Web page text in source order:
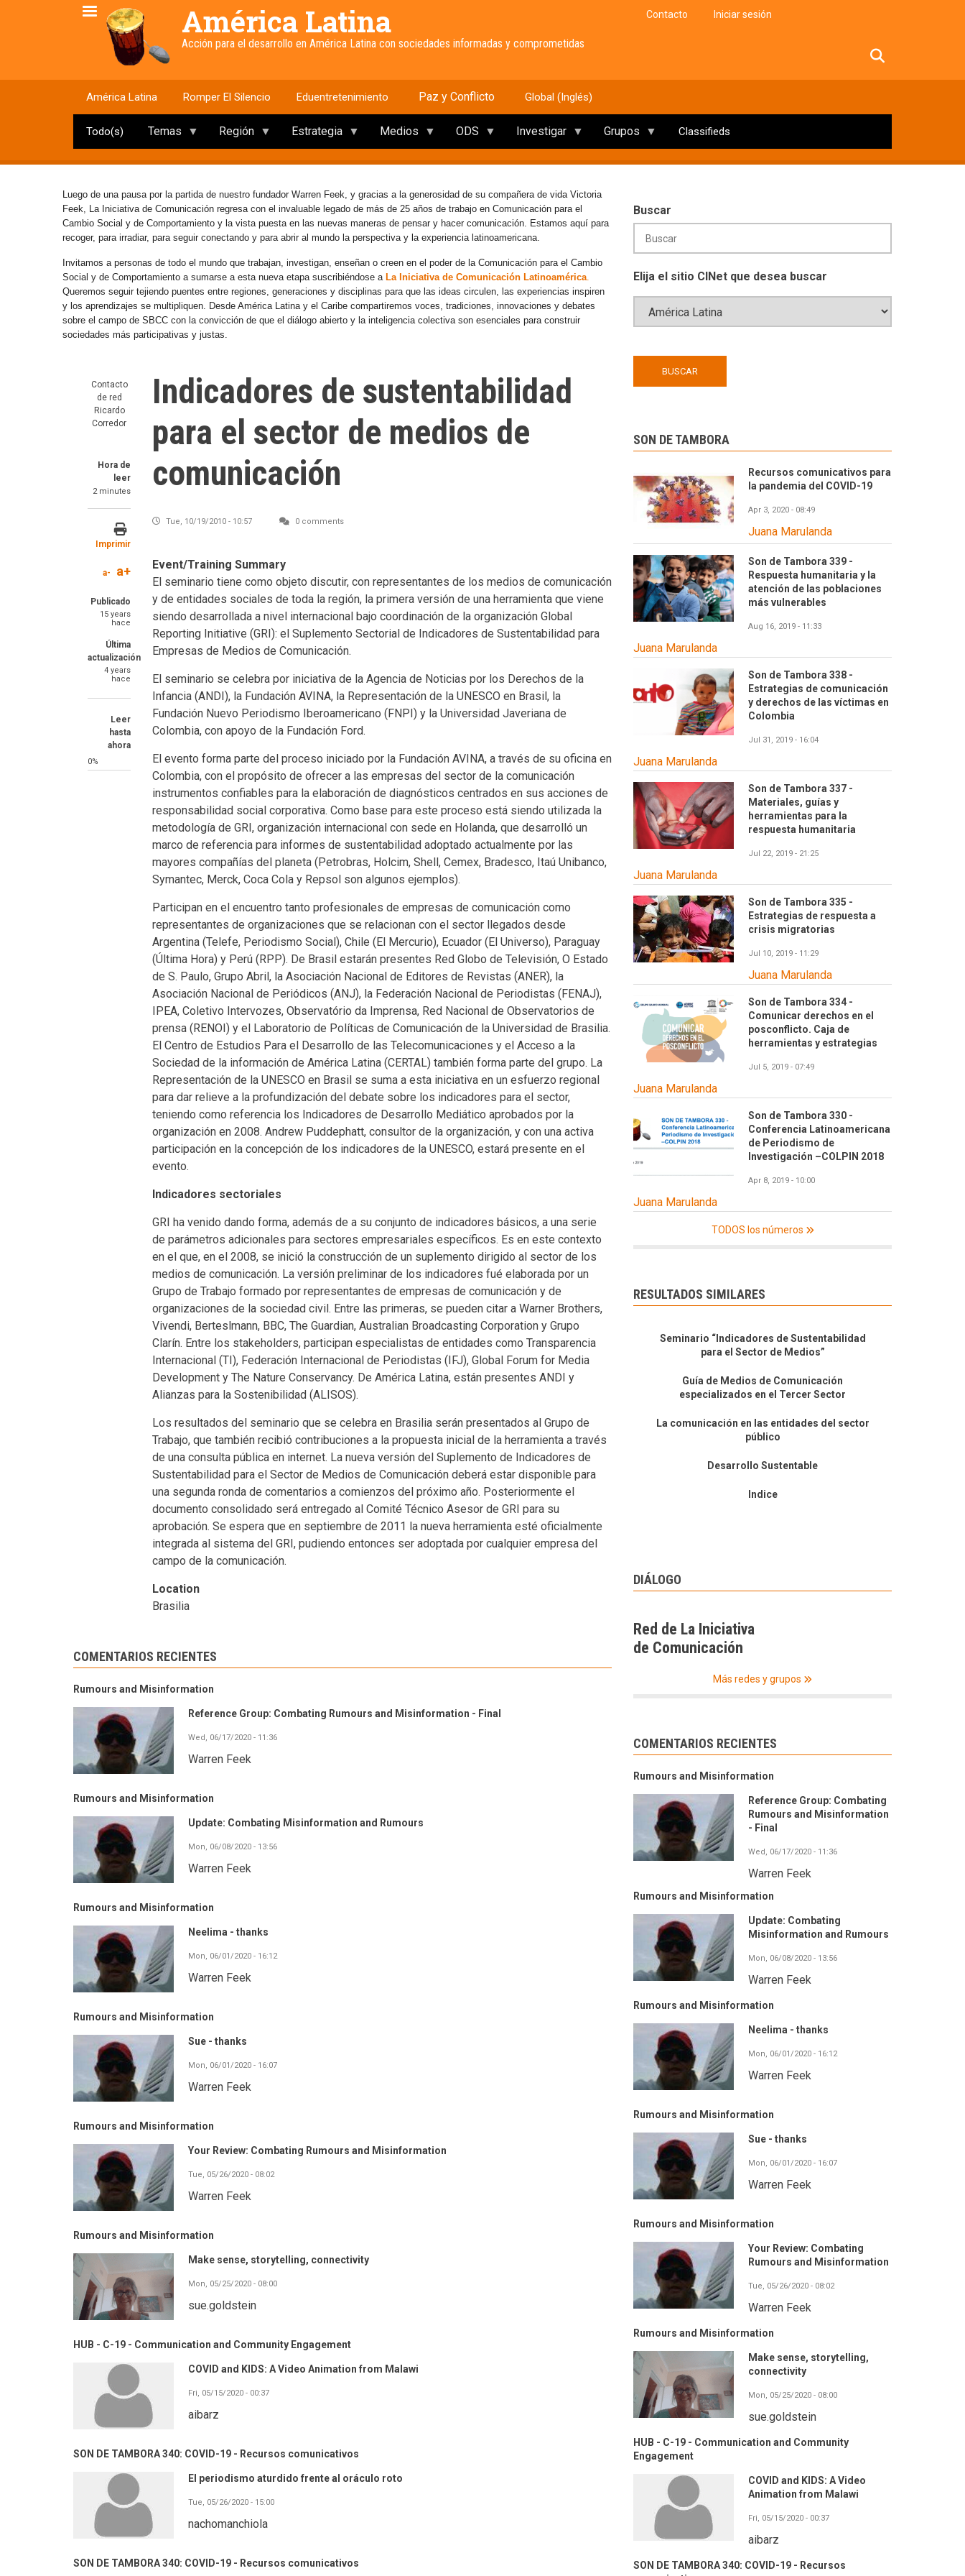
América Latina
Acción para el desarrollo en América Latina con sociedades informadas y comprometidas
Contacto Iniciar sesión
América Latina Romper El Silencio Eduentretenimiento Paz y Conflicto Global (Inglés)
Todo(s) Temas Región Estrategia Medios ODS Investigar Grupos Classifieds
Luego de una pausa por la partida de nuestro fundador Warren Feek, y gracias a la generosidad de su compañera de vida Victoria
Feek, La Iniciativa de Comunicación regresa con el invaluable legado de más de 25 años de trabajo en Comunicación para el
Cambio Social y de Comportamiento y la vista puesta en las nuevas maneras de pensar y hacer comunicación. Estamos aquí para
recoger, para irradiar, para seguir conectando y para abrir al mundo la perspectiva y la experiencia latinoamericana.
Invitamos a personas de todo el mundo que trabajan, investigan, enseñan o creen en el poder de la Comunicación para el Cambio
Social y de Comportamiento a sumarse a esta nueva etapa suscribiéndose a La Iniciativa de Comunicación Latinoamérica.
Queremos seguir tejiendo puentes entre regiones, generaciones y disciplinas para que las ideas circulen, las experiencias inspiren
y los aprendizajes se multipliquen. Desde América Latina y el Caribe compartiremos voces, tradiciones, innovaciones y debates
sobre el campo de SBCC con la convicción de que el diálogo abierto y la inteligencia colectiva son esenciales para construir
sociedades más participativas y justas.
Contacto
de red
Ricardo
Corredor
Hora de
leer
2 minutes
Imprimir
a- a+
Publicado
15 years
hace
Última
actualización
4 years
hace
Leer
hasta
ahora
0%
Indicadores de sustentabilidad
para el sector de medios de
comunicación
Tue, 10/19/2010 - 10:57 0 comments
Event/Training Summary
El seminario tiene como objeto discutir, con representantes de los medios de comunicación
y de entidades sociales de toda la región, la primera versión de una herramienta que viene
siendo desarrollada a nivel internacional bajo coordinación de la organización Global
Reporting Initiative (GRI): el Suplemento Sectorial de Indicadores de Sustentabilidad para
Empresas de Medios de Comunicación.
El seminario se celebra por iniciativa de la Agencia de Noticias por los Derechos de la
Infancia (ANDI), la Fundación AVINA, la Representación de la UNESCO en Brasil, la
Fundación Nuevo Periodismo Iberoamericano (FNPI) y la Universidad Javeriana de
Colombia, con apoyo de la Fundación Ford.
El evento forma parte del proceso iniciado por la Fundación AVINA, a través de su oficina en
Colombia, con el propósito de ofrecer a las empresas del sector de la comunicación
instrumentos confiables para la elaboración de diagnósticos centrados en sus acciones de
responsabilidad social corporativa. Como base para este proceso está siendo utilizada la
metodología de GRI, organización internacional con sede en Holanda, que desarrolló un
marco de referencia para informes de sustentabilidad adoptado actualmente por las
mayores compañías del planeta (Petrobras, Holcim, Shell, Cemex, Bradesco, Itaú Unibanco,
Symantec, Merck, Coca Cola y Repsol son algunos ejemplos).
Participan en el encuentro tanto profesionales de empresas de comunicación como
representantes de organizaciones que se relacionan con el sector llegados desde
Argentina (Telefe, Periodismo Social), Chile (El Mercurio), Ecuador (El Universo), Paraguay
(Última Hora) y Perú (RPP). De Brasil estarán presentes Red Globo de Televisión, O Estado
de S. Paulo, Grupo Abril, la Asociación Nacional de Editores de Revistas (ANER), la
Asociación Nacional de Periódicos (ANJ), la Federación Nacional de Periodistas (FENAJ),
IPEA, Coletivo Intervozes, Observatório da Imprensa, Red Nacional de Observatorios de
prensa (RENOI) y el Laboratorio de Políticas de Comunicación de la Universidad de Brasilia.
El Centro de Estudios Para el Desarrollo de las Telecomunicaciones y el Acceso a la
Sociedad de la información de América Latina (CERTAL) también forma parte del grupo. La
Representación de la UNESCO en Brasil se suma a esta iniciativa en un esfuerzo regional
para dar relieve a la profundización del debate sobre los indicadores para el sector,
teniendo como referencia los Indicadores de Desarrollo Mediático aprobados por la
organización en 2008. Andrew Puddephatt, consultor de la organización, y con una activa
participación en la concepción de los indicadores de la UNESCO, estará presente en el
evento.
Indicadores sectoriales
GRI ha venido dando forma, además de a su conjunto de indicadores básicos, a una serie
de parámetros adicionales para sectores empresariales específicos. Es en este contexto
en el que, en el 2008, se inició la construcción de un suplemento dirigido al sector de los
medios de comunicación. La versión preliminar de los indicadores fué elaborada por un
Grupo de Trabajo formado por representantes de empresas de comunicación y de
organizaciones de la sociedad civil. Entre las primeras, se pueden citar a Warner Brothers,
Vivendi, Berteslmann, BBC, The Guardian, Australian Broadcasting Corporation y Grupo
Clarín. Entre los stakeholders, participan especialistas de entidades como Transparencia
Internacional (TI), Federación Internacional de Periodistas (IFJ), Global Forum for Media
Development y The Nature Conservancy. De América Latina, están presentes ANDI y
Alianzas para la Sostenibilidad (ALISOS).
Los resultados del seminario que se celebra en Brasilia serán presentados al Grupo de
Trabajo, que también recibió contribuciones a la propuesta inicial de la herramienta a través
de una consulta pública en internet. La nueva versión del Suplemento de Indicadores de
Sustentabilidad para el Sector de Medios de Comunicación deberá estar disponible para
una segunda ronda de comentarios a comienzos del próximo año. Posteriormente el
documento consolidado será entregado al Comité Técnico Asesor de GRI para su
aprobación. Se espera que en septiembre de 2011 la nueva herramienta esté oficialmente
integrada al sistema del GRI, pudiendo entonces ser adoptada por cualquier empresa del
campo de la comunicación.
Location
Brasilia
COMENTARIOS RECIENTES
Rumours and Misinformation
Reference Group: Combating Rumours and Misinformation - Final
Wed, 06/17/2020 - 11:36
Warren Feek
Rumours and Misinformation
Update: Combating Misinformation and Rumours
Mon, 06/08/2020 - 13:56
Warren Feek
Rumours and Misinformation
Neelima - thanks
Mon, 06/01/2020 - 16:12
Warren Feek
Rumours and Misinformation
Sue - thanks
Mon, 06/01/2020 - 16:07
Warren Feek
Rumours and Misinformation
Your Review: Combating Rumours and Misinformation
Tue, 05/26/2020 - 08:02
Warren Feek
Rumours and Misinformation
Make sense, storytelling, connectivity
Mon, 05/25/2020 - 08:00
sue.goldstein
HUB - C-19 - Communication and Community Engagement
COVID and KIDS: A Video Animation from Malawi
Fri, 05/15/2020 - 00:37
aibarz
SON DE TAMBORA 340: COVID-19 - Recursos comunicativos
El periodismo aturdido frente al oráculo roto
Tue, 05/26/2020 - 15:00
nachomanchiola
SON DE TAMBORA 340: COVID-19 - Recursos comunicativos
Buscar
Elija el sitio CINet que desea buscar
SON DE TAMBORA
Recursos comunicativos para
la pandemia del COVID-19
Apr 3, 2020 - 08:49
Juana Marulanda
Son de Tambora 339 -
Respuesta humanitaria y la
atención de las poblaciones
más vulnerables
Aug 16, 2019 - 11:33
Juana Marulanda
Son de Tambora 338 -
Estrategias de comunicación
y derechos de las víctimas en
Colombia
Jul 31, 2019 - 16:04
Juana Marulanda
Son de Tambora 337 -
Materiales, guías y
herramientas para la
respuesta humanitaria
Jul 22, 2019 - 21:25
Juana Marulanda
Son de Tambora 335 -
Estrategias de respuesta a
crisis migratorias
Jul 10, 2019 - 11:29
Juana Marulanda
Son de Tambora 334 -
Comunicar derechos en el
posconflicto. Caja de
herramientas y estrategias
Jul 5, 2019 - 07:49
Juana Marulanda
Son de Tambora 330 -
Conferencia Latinoamericana
de Periodismo de
Investigación –COLPIN 2018
Apr 8, 2019 - 10:00
Juana Marulanda
TODOS los números
RESULTADOS SIMILARES
Seminario “Indicadores de Sustentabilidad
para el Sector de Medios”
Guía de Medios de Comunicación
especializados en el Tercer Sector
La comunicación en las entidades del sector
público
Desarrollo Sustentable
Indice
DIÁLOGO
Red de La Iniciativa
de Comunicación
Más redes y grupos
COMENTARIOS RECIENTES
Rumours and Misinformation
Reference Group: Combating
Rumours and Misinformation
- Final
Wed, 06/17/2020 - 11:36
Warren Feek
Rumours and Misinformation
Update: Combating
Misinformation and Rumours
Mon, 06/08/2020 - 13:56
Warren Feek
Rumours and Misinformation
Neelima - thanks
Mon, 06/01/2020 - 16:12
Warren Feek
Rumours and Misinformation
Sue - thanks
Mon, 06/01/2020 - 16:07
Warren Feek
Rumours and Misinformation
Your Review: Combating
Rumours and Misinformation
Tue, 05/26/2020 - 08:02
Warren Feek
Rumours and Misinformation
Make sense, storytelling,
connectivity
Mon, 05/25/2020 - 08:00
sue.goldstein
HUB - C-19 - Communication and Community
Engagement
COVID and KIDS: A Video
Animation from Malawi
Fri, 05/15/2020 - 00:37
aibarz
SON DE TAMBORA 340: COVID-19 - Recursos